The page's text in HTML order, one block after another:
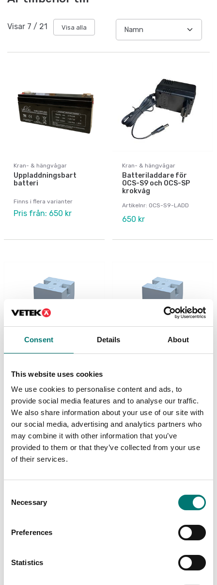
Consent Details About
This website uses cookies
We use cookies to personalise content and ads, to
provide social media features and to analyse our traffic.
We also share information about your use of our site with
our social media, advertising and analytics partners who
may combine it with other information that you’ve
provided to them or that they’ve collected from your use
of their services.
Selection
Necessary
Preferences
Statistics
Visar 7 / 21 Visa alla
Kran- & hängvågar
Uppladdningsbart
batteri
Finns i flera varianter
Pris från: 650 kr
Kran- & hängvågar
Batteriladdare för
OCS-S9 och OCS-SP
krokvåg
Artikelnr: OCS-S9-LADD
650 kr
Kontrollvikt i gjutjärn
Zwiebel. Inkl M1-2
certifikat.
Finns i flera varianter
Pris från: Kontakta
oss för pris
certifikat.
Finns i flera varianter
Pris från: Kontakta
oss för pris
Vikter